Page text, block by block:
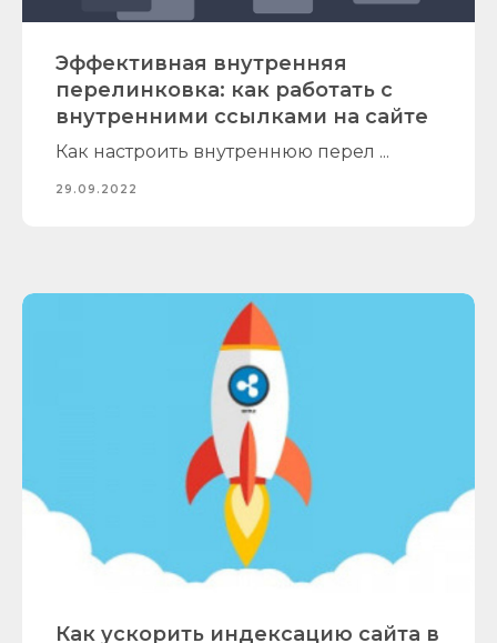
Эффективная внутренняя
перелинковка: как работать с
внутренними ссылками на сайте
Как настроить внутреннюю перел ...
29.09.2022
Как ускорить индексацию сайта в